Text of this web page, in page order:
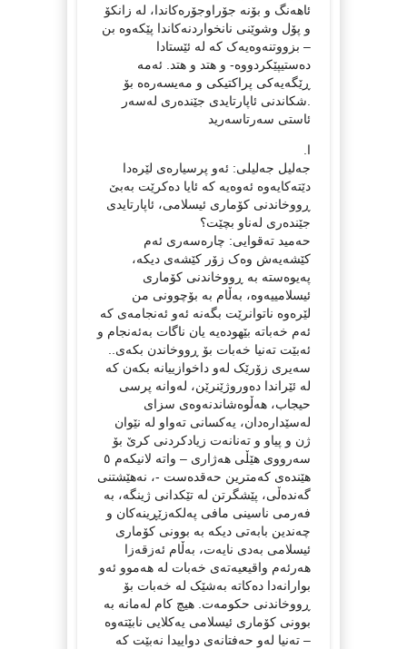
ئاهەنگ و بۆنە جۆراوجۆرەکاندا، لە زانکۆ
و پۆل وشوێنی نانخواردنەکاندا پێکەوە بن
– بزووتنەوەیەک کە لە ئێستادا
دەستیپێکردووە- و هتد و هتد. ئەمە
ڕێگەیەکی پراکتیکی و مەیسەرەە بۆ
.شکاندنی ئاپارتایدی جێندەری لەسەر
ئاستی سەرتاسەرید
ا.
جەلیل جەلیلی: ئەو پرسیارەی لێرەدا
دێتەکایەوە ئەوەیە کە ئایا دەکرێت بەبێ
ڕووخاندنی کۆماری ئیسلامی، ئاپارتایدی
جێندەری لەناو بچێت؟
حەمید تەقوایی: چارەسەری ئەم
کێشەیەش وەک زۆر کێشەی دیکە،
پەیوەستە بە ڕووخاندنی کۆماری
ئیسلامییەوە، بەڵام بە بۆچوونی من
لێرەوە ناتوانرێت بگەنە ئەو ئەنجامەی کە
ئەم خەباتە بێهودەیە یان ناگات بەئەنجام و
ئەبێت تەنیا خەبات بۆ ڕووخاندن بکەی..
سەیری زۆرێک لەو داخوازییانە بکەن کە
لە ئێراندا دەوروژێنرێن، لەوانە پرسی
حیجاب، هەڵوەشاندنەوەی سزای
لەسێدارەدان، یەکسانی تەواو لە نێوان
ژن و پیاو و تەنانەت زیادکردنی کرێ بۆ
سەرووی هێڵی هەژاری – واتە لانیکەم ٥
هێندەی کەمترین حەقدەست -، نەهێشتنی
گەندەڵی، پێشگرتن لە تێکدانی ژینگە، بە
فەرمی ناسینی مافی پەلکەزێڕینەکان و
چەندین بابەتی دیکە بە بوونی کۆماری
ئیسلامی بەدی نایەت، بەڵام ئەزقەزا
هەرئەم واقیعیەتەی خەبات لە هەموو ئەو
بوارانەدا دەکاتە بەشێک لە خەبات بۆ
ڕووخاندنی حکومەت. هیچ کام لەمانە بە
بوونی کۆماری ئیسلامی یەکلایی نابێتەوە
– تەنیا لەو حەفتانەی دواییدا نەبێت کە